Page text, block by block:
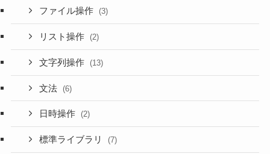
ファイル操作 (3)
リスト操作 (2)
文字列操作 (13)
文法 (6)
日時操作 (2)
標準ライブラリ (7)